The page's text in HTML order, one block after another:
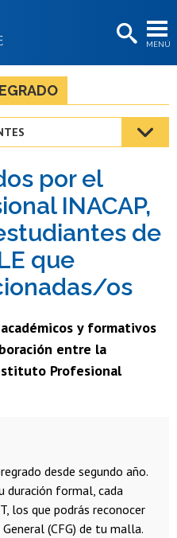
MENÚ
os
os
os
por el
INACAP,
de
que
os
y formativos
entre la
Profesional
desde segundo año.
duración formal, cada
los que podrás reconocer
(CFG) de tu malla.